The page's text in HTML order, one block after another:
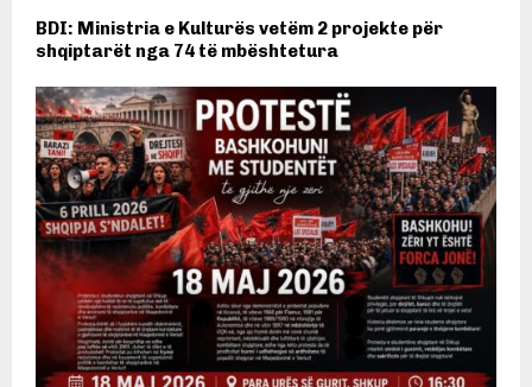
BDI: Ministria e Kulturës vetëm 2 projekte për
shqiptarët nga 74 të mbështetura